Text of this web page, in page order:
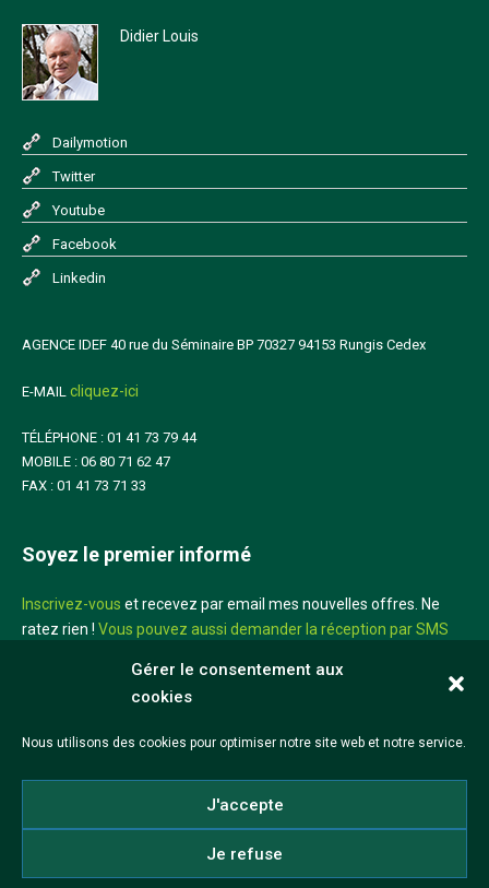
Gérer le consentement aux
cookies
Nous utilisons des cookies pour optimiser notre site web et notre service.
J'accepte
Je refuse
Didier Louis
Dailymotion
Twitter
Youtube
Facebook
Linkedin
AGENCE IDEF 40 rue du Séminaire BP 70327 94153 Rungis Cedex
E-MAIL cliquez-ici
TÉLÉPHONE : 01 41 73 79 44
MOBILE : 06 80 71 62 47
FAX : 01 41 73 71 33
Soyez le premier informé
Inscrivez-vous et recevez par email mes nouvelles offres. Ne
ratez rien ! Vous pouvez aussi demander la réception par SMS
Mentions légales CGV
Réalisation iadeo
Politique de cookies (UE)